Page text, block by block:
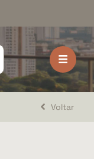
Voltar